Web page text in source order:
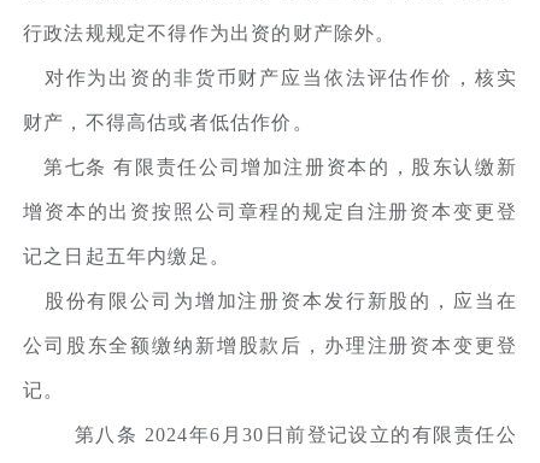
行政法规规定不得作为出资的财产除外。
对作为出资的非货币财产应当依法评估作价，核实
财产，不得高估或者低估作价。
第七条 有限责任公司增加注册资本的，股东认缴新
增资本的出资按照公司章程的规定自注册资本变更登
记之日起五年内缴足。
股份有限公司为增加注册资本发行新股的，应当在
公司股东全额缴纳新增股款后，办理注册资本变更登
记。
第八条 2024年6月30日前登记设立的有限责任公